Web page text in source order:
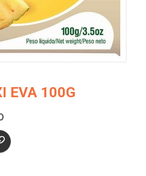
EVA 100G